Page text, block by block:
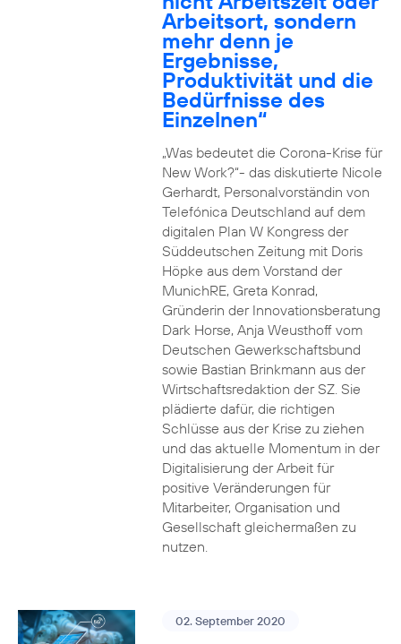
Arbeitsort, sondern
mehr denn je
Ergebnisse,
Produktivität und die
Bedürfnisse des
Einzelnen“
„Was bedeutet die Corona-Krise für
New Work?“- das diskutierte Nicole
Gerhardt, Personalvorständin von
Telefónica Deutschland auf dem
digitalen Plan W Kongress der
Süddeutschen Zeitung mit Doris
Höpke aus dem Vorstand der
MunichRE, Greta Konrad,
Gründerin der Innovationsberatung
Dark Horse, Anja Weusthoff vom
Deutschen Gewerkschaftsbund
sowie Bastian Brinkmann aus der
Wirtschaftsredaktion der SZ. Sie
plädierte dafür, die richtigen
Schlüsse aus der Krise zu ziehen
und das aktuelle Momentum in der
Digitalisierung der Arbeit für
positive Veränderungen für
Mitarbeiter, Organisation und
Gesellschaft gleichermaßen zu
nutzen.
02. September 2020